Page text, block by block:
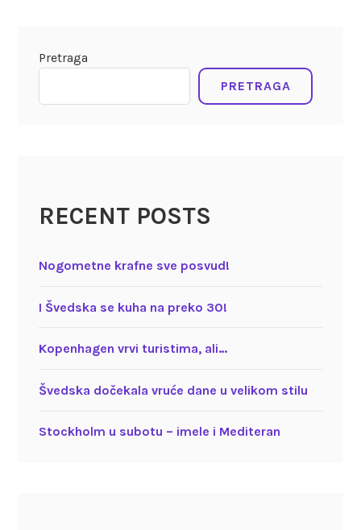
Pretraga
PRETRAGA
RECENT POSTS
Nogometne krafne sve posvud!
I Švedska se kuha na preko 30!
Kopenhagen vrvi turistima, ali…
Švedska dočekala vruće dane u velikom stilu
Stockholm u subotu – imele i Mediteran